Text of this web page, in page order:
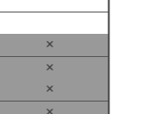
×
×
×